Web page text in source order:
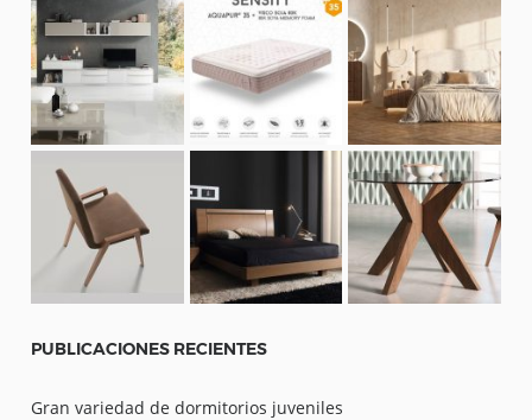
PUBLICACIONES RECIENTES
Gran variedad de dormitorios juveniles